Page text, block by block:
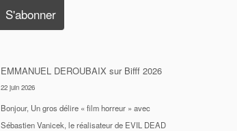
EMMANUEL DEROUBAIX sur Bifff 2026
22 juin 2026
Bonjour, Un gros délire « film horreur » avec
Sébastien Vanicek, le réalisateur de EVIL DEAD